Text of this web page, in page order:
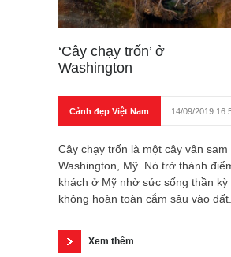
‘Cây chạy trốn’ ở
Washington
Cảnh đẹp Việt Nam 14/09/2019
Cây chạy trốn là một cây vân sam
Washington, Mỹ. Nó trở thành
khách ở Mỹ nhờ sức sống thần kỳ
không hoàn toàn cắm sâu vào đất.
Xem thêm